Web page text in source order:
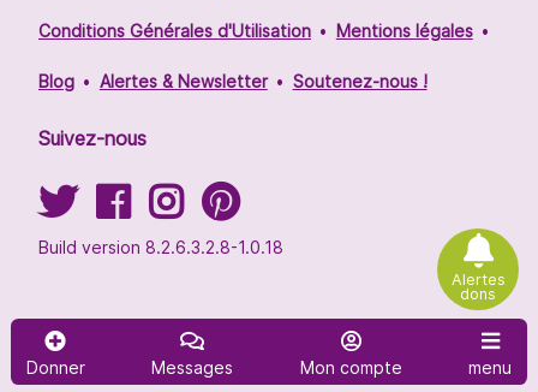
Donner Messages Mon compte menu
Alertes
dons
Conditions Générales d'Utilisation Mentions légales
Blog Alertes & Newsletter Soutenez-nous !
Suivez-nous
Build version 8.2.6.3.2.8-1.0.18